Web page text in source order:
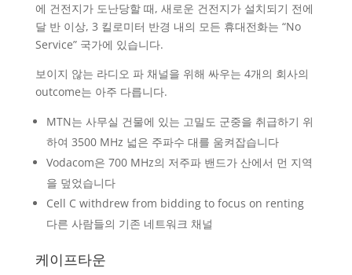
에 건전지가 도난당할 때, 새로운 건전지가 설치되기 전에
달 반 이상, 3 킬로미터 반경 내의 모든 휴대전화는 “No
Service” 국가에 있습니다.
보이지 않는 라디오 파 채널을 위해 싸우는 4개의 회사의
outcome는 아주 다릅니다.
MTN는 사무실 건물에 있는 고밀도 군중을 취급하기 위
하여 3500 MHz 넓은 주파수 대를 움켜잡습니다
Vodacom은 700 MHz의 저주파 밴드가 산에서 먼 지역
을 덮었습니다
Cell C withdrew from bidding to focus on renting
다른 사람들의 기존 네트워크 채널
케이프타운